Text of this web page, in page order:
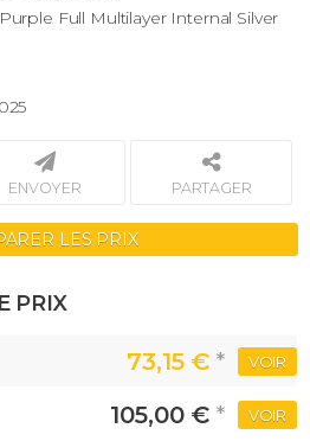
Full Multilayer Internal Silver
ENVOYER PARTAGER
LES PRIX
PRIX
73,15 € * VOIR
105,00 € * VOIR